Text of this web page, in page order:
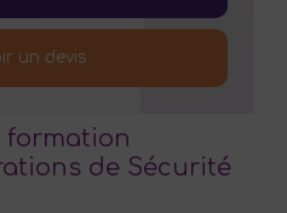
un devis
formation
de Sécurité